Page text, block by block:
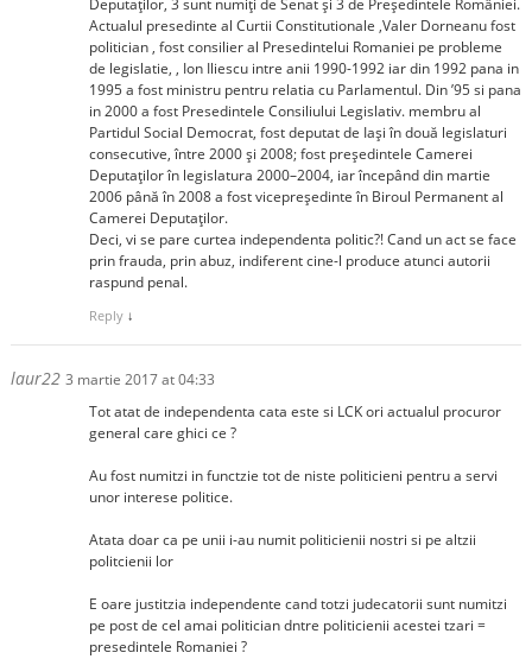
Deputaţilor, 3 sunt numiţi de Senat şi 3 de Preşedintele României.
Actualul presedinte al Curtii Constitutionale ,Valer Dorneanu fost
politician , fost consilier al Presedintelui Romaniei pe probleme
de legislatie, , Ion Iliescu intre anii 1990-1992 iar din 1992 pana in
1995 a fost ministru pentru relatia cu Parlamentul. Din ’95 si pana
in 2000 a fost Presedintele Consiliului Legislativ. membru al
Partidul Social Democrat, fost deputat de Iași în două legislaturi
consecutive, între 2000 și 2008; fost președintele Camerei
Deputaților în legislatura 2000–2004, iar începând din martie
2006 până în 2008 a fost vicepreședinte în Biroul Permanent al
Camerei Deputaților.
Deci, vi se pare curtea independenta politic?! Cand un act se face
prin frauda, prin abuz, indiferent cine-l produce atunci autorii
raspund penal.
Reply ↓
laur22 3 martie 2017 at 04:33
Tot atat de independenta cata este si LCK ori actualul procuror
general care ghici ce ?
Au fost numitzi in functzie tot de niste politicieni pentru a servi
unor interese politice.
Atata doar ca pe unii i-au numit politicienii nostri si pe altzii
politcienii lor
E oare justitzia independente cand totzi judecatorii sunt numitzi
pe post de cel amai politician dntre politicienii acestei tzari =
presedintele Romaniei ?